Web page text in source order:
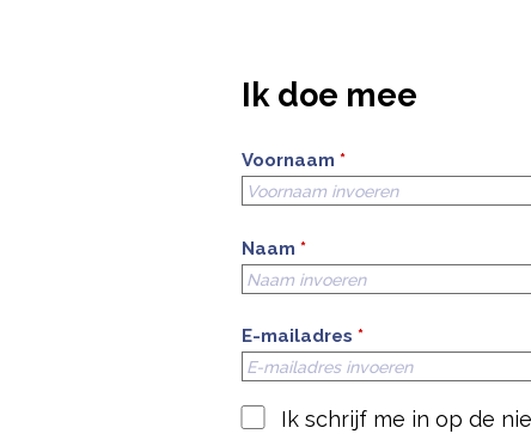
Ik doe mee
Voornaam *
Naam *
E-mailadres *
Ik schrijf me in op de